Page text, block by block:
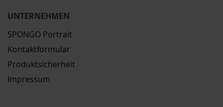
UNTERNEHMEN
SPONGO Portrait
Kontaktformular
Produktsicherheit
Impressum